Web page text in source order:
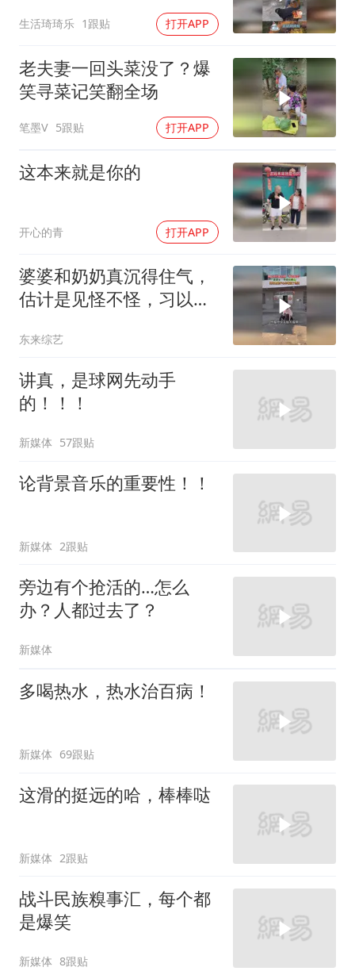
生活琦琦乐 1跟贴 打开APP
老夫妻一回头菜没了？爆
笑寻菜记笑翻全场
笔墨V 5跟贴 打开APP
这本来就是你的
开心的青 打开APP
婆婆和奶奶真沉得住气，
估计是见怪不怪，习以为
东来综艺
讲真，是球网先动手
的！！！
新媒体 57跟贴
论背景音乐的重要性！！
新媒体 2跟贴
旁边有个抢活的…怎么
办？人都过去了？
新媒体
多喝热水，热水治百病！
新媒体 69跟贴
这滑的挺远的哈，棒棒哒
新媒体 2跟贴
战斗民族糗事汇，每个都
是爆笑
新媒体 8跟贴